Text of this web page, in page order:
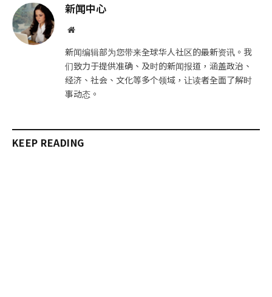
新闻中心
网
新闻编辑部为您带来全球华人社区的最新资讯。我
们致力于提供准确、及时的新闻报道，涵盖政治、
经济、社会、文化等多个领域，让读者全面了解时
事动态。
KEEP READING